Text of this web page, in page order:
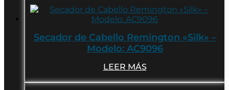
Secador de Cabello Remington «Silk» –
Modelo: AC9096
LEER MÁS